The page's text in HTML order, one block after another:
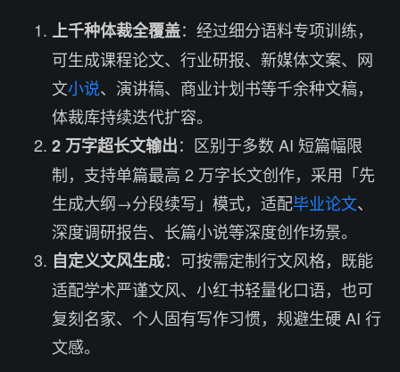
上千种体裁全覆盖：经过细分语料专项训练，
可生成课程论文、行业研报、新媒体文案、网
文小说、演讲稿、商业计划书等千余种文稿，
体裁库持续迭代扩容。
2 万字超长文输出：区别于多数 AI 短篇幅限
制，支持单篇最高 2 万字长文创作，采用「先
生成大纲→分段续写」模式，适配毕业论文、
深度调研报告、长篇小说等深度创作场景。
自定义文风生成：可按需定制行文风格，既能
适配学术严谨文风、小红书轻量化口语，也可
复刻名家、个人固有写作习惯，规避生硬 AI 行
文感。